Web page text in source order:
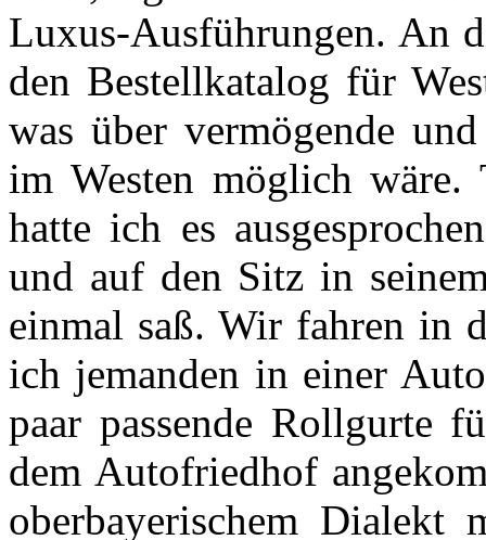
Luxus-Ausführungen. An
den Bestellkatalog für
was über vermögende
im Westen möglich
hatte ich es
und auf den Sitz in
einmal saß. Wir fahren in
ich jemanden in einer
paar passende Rollgurte
dem Autofriedhof
oberbayerischem Dialekt